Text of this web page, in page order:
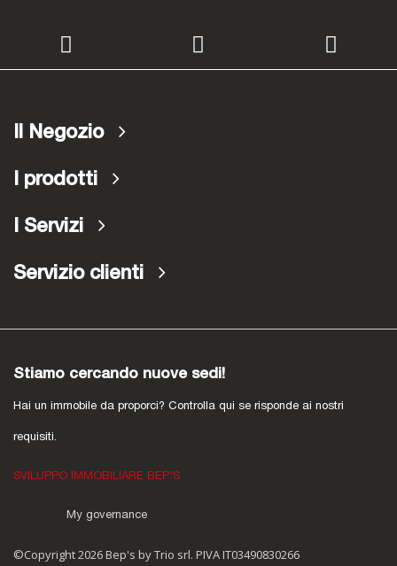
Il Negozio
I prodotti
I Servizi
Servizio clienti
Stiamo cercando nuove sedi!
Hai un immobile da proporci? Controlla qui se risponde ai nostri
requisiti.
SVILUPPO IMMOBILIARE BEP'S
My governance
©Copyright 2026 Bep's by Trio srl. PIVA IT03490830266